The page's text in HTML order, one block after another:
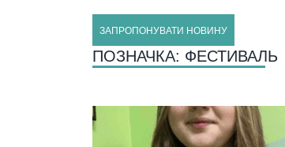
ЗАПРОПОНУВАТИ НОВИНУ
ПОЗНАЧКА: ФЕСТИВАЛЬ